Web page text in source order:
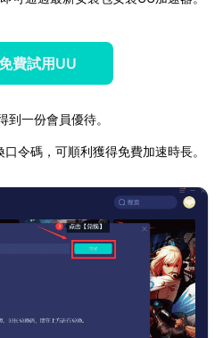
費試用UU
一份會員優待。
令碼，可順利獲得免費加速時長。